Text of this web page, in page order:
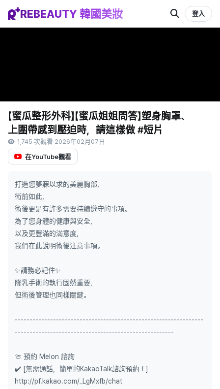
REBEAUTY 韓國美妝 登入
【蜜瓜整形外科】【蜜瓜姐姐問答】塑身胸罩、
上圍帶感到壓迫時，請這樣做 #短片
1,745 次觀看·2026年02月07日
在YouTube觀看
打造您夢寐以求的美麗胸部，
術前如此，
術後更是有許多需要持續遵守的事項。
為了您身體的健康與安全，
以及更豐滿的滿意度，
我們在此說明術後注意事項。
✨請務必記住✨
隆乳手術的執行固然重要，
但術後管理也同樣關鍵。
----------------------------------------------------------------
------------------------------------------------------
🍈 預約 Melon 諮詢
✔️ [無需通話，簡單的KakaoTalk諮詢預約！]
http://pf.kakao.com/_LgMxfb/chat